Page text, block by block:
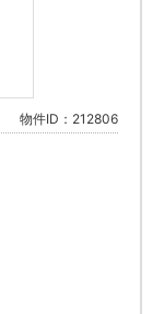
物件ID：212806